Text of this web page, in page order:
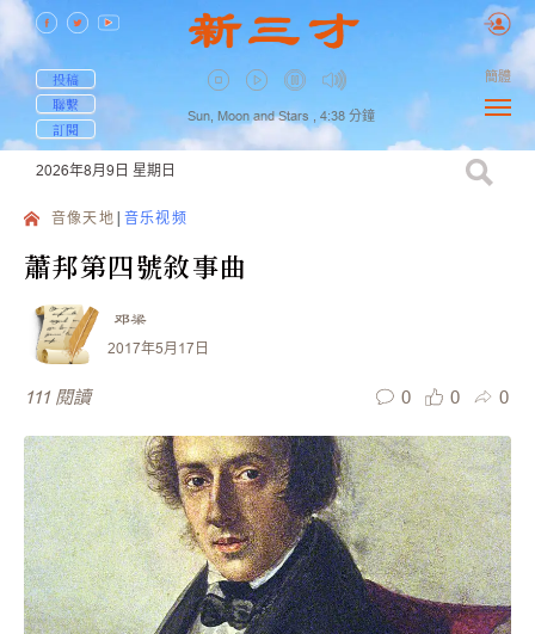
投稿
聯繫
訂閱
Sun, Moon and Stars , 4:38 分鐘
簡體
2026年8月9日 星期日
音像天地 音乐视频
蕭邦第四號敘事曲
邓梁
2017年5月17日
111 閱讀 0 0 0